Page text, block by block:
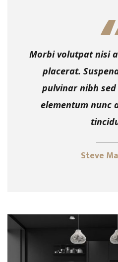
Morbi volutpat nisi
placerat.
pulvinar nibh
elementum nunc
Steve